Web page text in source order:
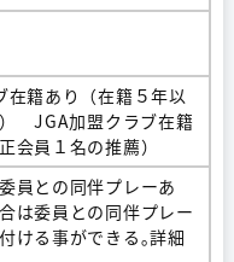
籍あり（在籍５年以
） JGA加盟クラブ在籍
会員１名の推薦）
員との同伴プレーあ
は委員との同伴プレー
ける事ができる｡詳細